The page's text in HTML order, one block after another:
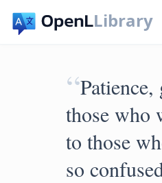
Library
“
those who
to those
so